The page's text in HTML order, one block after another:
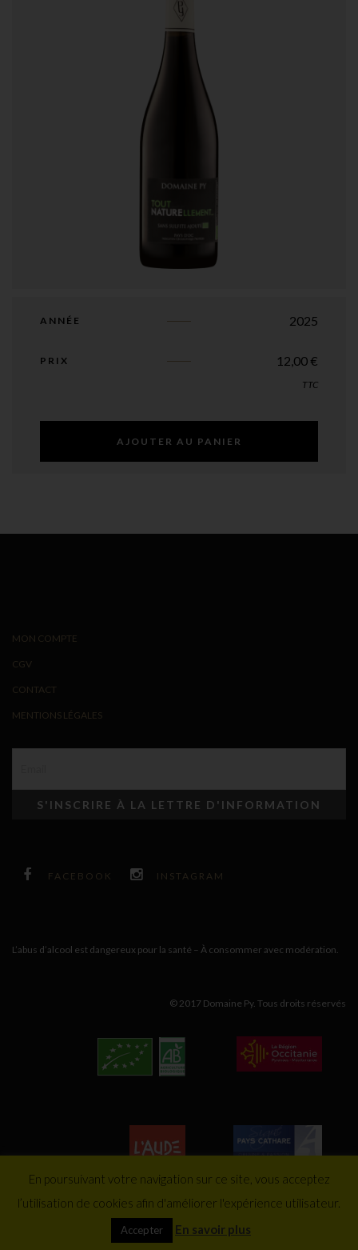
ANNÉE 2025
PRIX 12,00 €
TTC
AJOUTER AU PANIER
MON COMPTE
CGV
CONTACT
MENTIONS LÉGALES
FACEBOOK INSTAGRAM
L’abus d’alcool est dangereux pour la santé – À consommer avec modération.
© 2017 Domaine Py. Tous droits réservés
En poursuivant votre navigation sur ce site, vous acceptez
l’utilisation de cookies afin d'améliorer l'expérience utilisateur.
Accepter En savoir plus